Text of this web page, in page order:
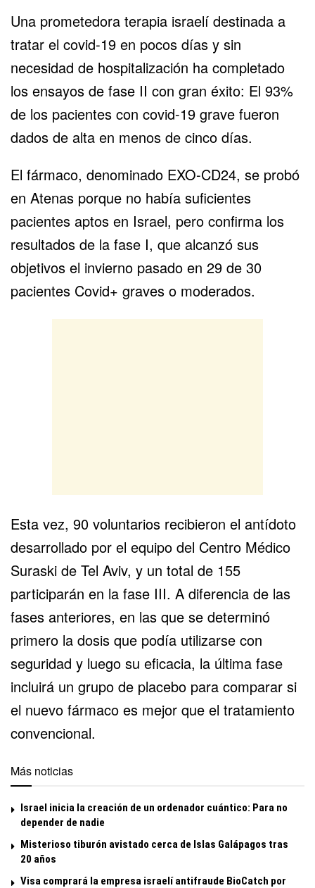
Una prometedora terapia israelí destinada a
tratar el covid-19 en pocos días y sin
necesidad de hospitalización ha completado
los ensayos de fase II con gran éxito: El 93%
de los pacientes con covid-19 grave fueron
dados de alta en menos de cinco días.
El fármaco, denominado EXO-CD24, se probó
en Atenas porque no había suficientes
pacientes aptos en Israel, pero confirma los
resultados de la fase I, que alcanzó sus
objetivos el invierno pasado en 29 de 30
pacientes Covid+ graves o moderados.
Esta vez, 90 voluntarios recibieron el antídoto
desarrollado por el equipo del Centro Médico
Suraski de Tel Aviv, y un total de 155
participarán en la fase III. A diferencia de las
fases anteriores, en las que se determinó
primero la dosis que podía utilizarse con
seguridad y luego su eficacia, la última fase
incluirá un grupo de placebo para comparar si
el nuevo fármaco es mejor que el tratamiento
convencional.
Más noticias
Israel inicia la creación de un ordenador cuántico: Para no
depender de nadie
Misterioso tiburón avistado cerca de Islas Galápagos tras
20 años
Visa comprará la empresa israelí antifraude BioCatch por